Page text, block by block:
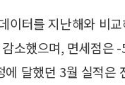
이터를 지난해와 비
소했으며, 면세점은
달했던 3월 실적